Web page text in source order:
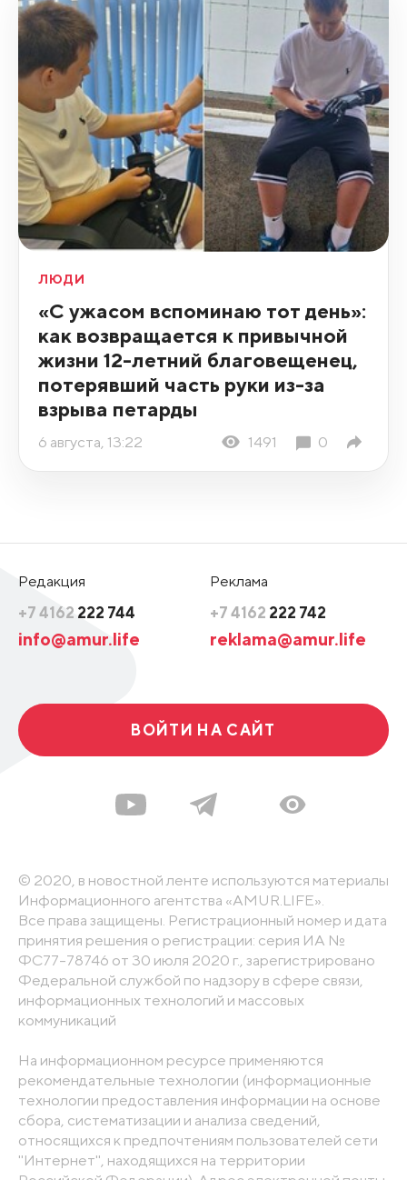
ЛЮДИ
«С ужасом вспоминаю тот день»:
как возвращается к привычной
жизни 12-летний благовещенец,
потерявший часть руки из-за
взрыва петарды
6 августа, 13:22 1491 0
Редакция
+7 4162 222 744
info@amur.life
Реклама
+7 4162 222 742
reklama@amur.life
ВОЙТИ НА САЙТ
© 2020, в новостной ленте используются материалы
Информационного агентства «AMUR.LIFE».
Все права защищены. Регистрационный номер и дата
принятия решения о регистрации: серия ИА №
ФС77-78746 от 30 июля 2020 г., зарегистрировано
Федеральной службой по надзору в сфере связи,
информационных технологий и массовых
коммуникаций
На информационном ресурсе применяются
рекомендательные технологии (информационные
технологии предоставления информации на основе
сбора, систематизации и анализа сведений,
относящихся к предпочтениям пользователей сети
"Интернет", находящихся на территории